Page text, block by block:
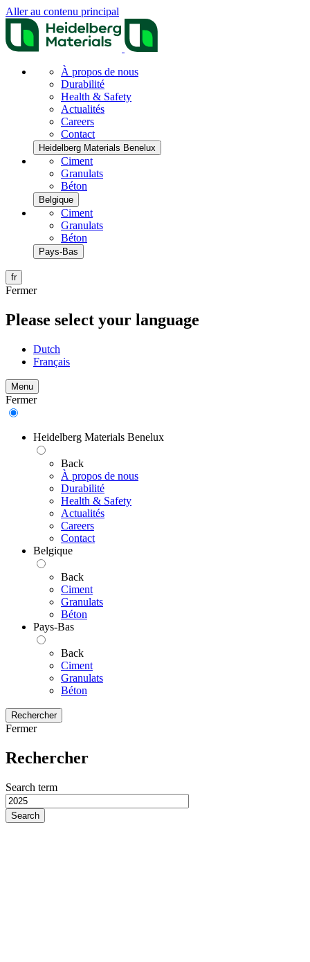
Aller au contenu principal
À propos de nous
Durabilité
Health & Safety
Actualités
Careers
Contact
Heidelberg Materials Benelux
Ciment
Granulats
Béton
Belgique
Ciment
Granulats
Béton
Pays-Bas
fr
Fermer
Please select your language
Dutch
Français
Menu
Fermer
Heidelberg Materials Benelux
Back
À propos de nous
Durabilité
Health & Safety
Actualités
Careers
Contact
Belgique
Back
Ciment
Granulats
Béton
Pays-Bas
Back
Ciment
Granulats
Béton
Rechercher
Fermer
Rechercher
Search term